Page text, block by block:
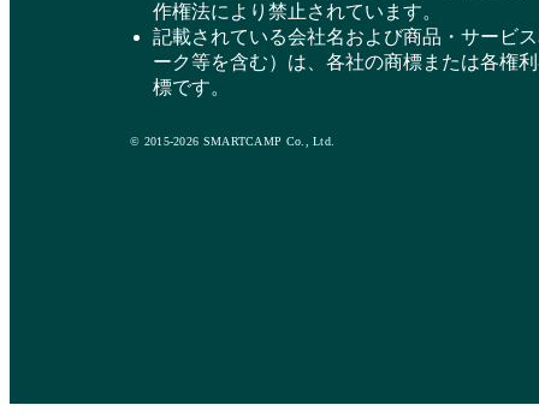
作権法により禁止されています。
記載されている会社名および商品・サービ
ーク等を含む）は、各社の商標または各権
標です。
© 2015-2026 SMARTCAMP Co., Ltd.